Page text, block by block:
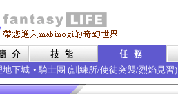
地下城 • 騎士團 (訓練所/使徒突襲/烈焰見習)